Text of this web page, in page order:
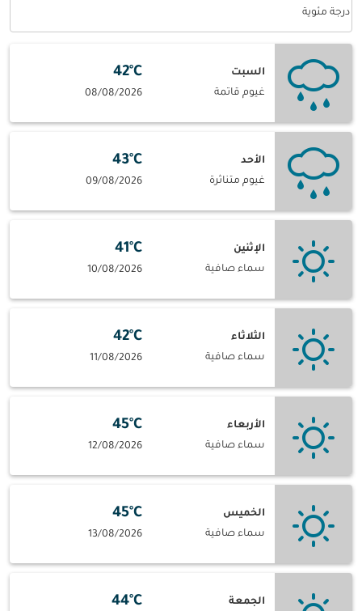
درجة مئوية
السبت
غيوم قاتمة
42°C
08/08/2026
الأحد
غيوم متناثرة
43°C
09/08/2026
الإثنين
سماء صافية
41°C
10/08/2026
الثلاثاء
سماء صافية
42°C
11/08/2026
الأربعاء
سماء صافية
45°C
12/08/2026
الخميس
سماء صافية
45°C
13/08/2026
الجمعة
44°C